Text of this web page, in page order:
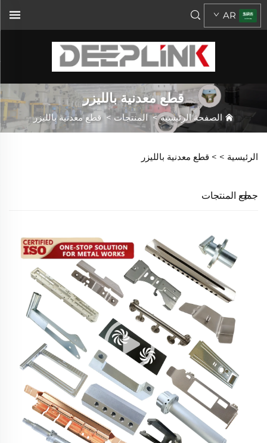
AR
قطع معدنية بالليزر
الصفحة الرئيسية>المنتجات>قطع معدنية بالليزر
الرئيسية > > قطع معدنية بالليزر
جميع المنتجات